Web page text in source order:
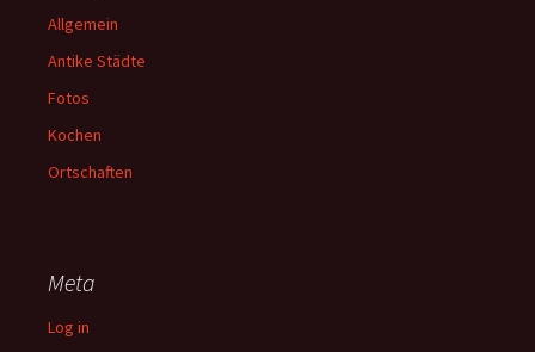
Allgemein
Antike Städte
Fotos
Kochen
Ortschaften
Meta
Log in